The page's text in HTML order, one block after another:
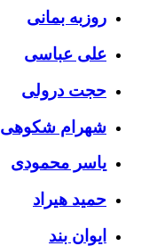
روزبه بمانی
علی عباسی
حجت درولی
شهرام شکوهی
یاسر محمودی
حمید هیراد
ایوان بند